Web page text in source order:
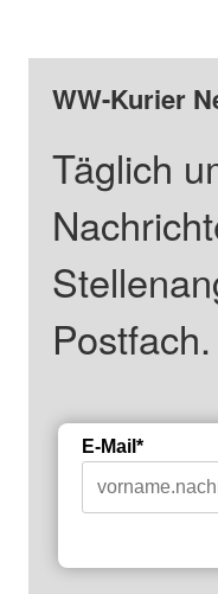
WW-Kurier
Täglich
Postfach.
E-Mail*